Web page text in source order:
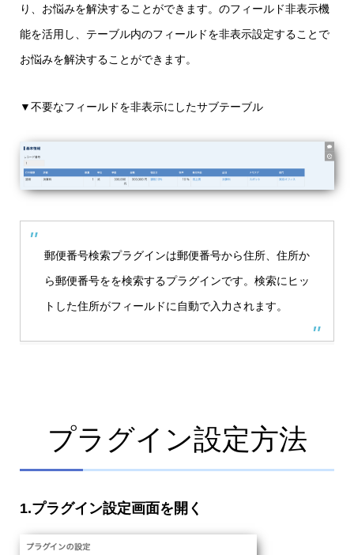
り、お悩みを解決することができます。 のフィールド非表示機
能を活用し、テーブル内のフィールドを非表示設定することで
お悩みを解決することができます。
▼不要なフィールドを非表示にしたサブテーブル
郵便番号検索プラグインは郵便番号から住所、住所か
ら郵便番号をを検索するプラグインです。検索にヒッ
トした住所がフィールドに自動で入力されます。
プラグイン設定方法
1.プラグイン設定画面を開く